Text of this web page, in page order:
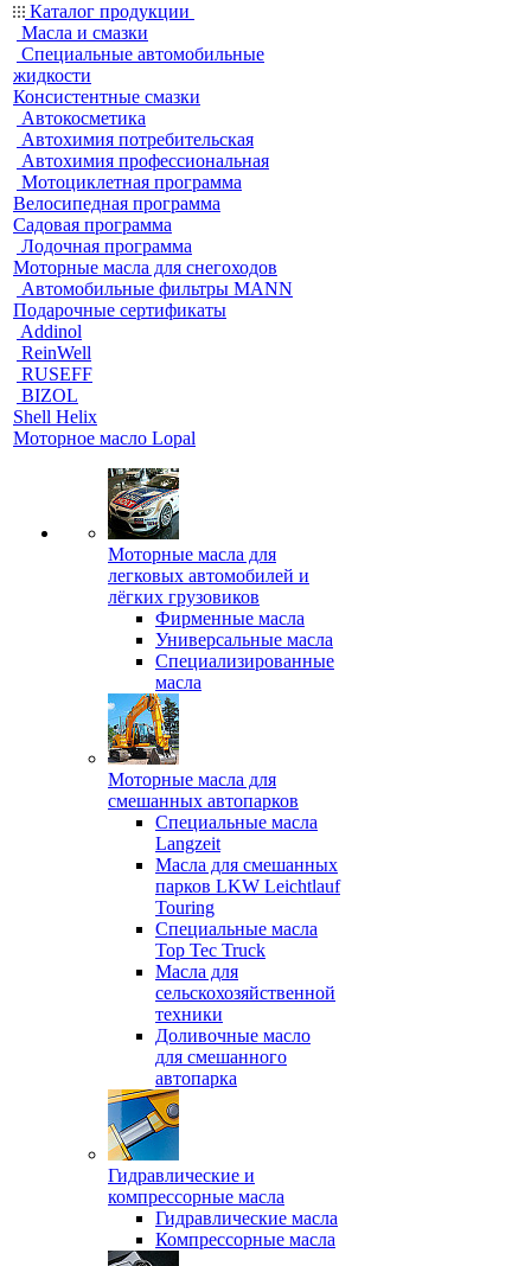
Каталог продукции
Масла и смазки
Специальные автомобильные
жидкости
Консистентные смазки
Автокосметика
Автохимия потребительская
Автохимия профессиональная
Мотоциклетная программа
Велосипедная программа
Садовая программа
Лодочная программа
Моторные масла для снегоходов
Автомобильные фильтры MANN
Подарочные сертификаты
Addinol
ReinWell
RUSEFF
BIZOL
Shell Helix
Моторное масло Lopal
Моторные масла для
легковых автомобилей и
лёгких грузовиков
Фирменные масла
Универсальные масла
Специализированные
масла
Моторные масла для
смешанных автопарков
Специальные масла
Langzeit
Масла для смешанных
парков LKW Leichtlauf
Touring
Специальные масла
Top Tec Truck
Масла для
сельскохозяйственной
техники
Доливочные масло
для смешанного
автопарка
Гидравлические и
компрессорные масла
Гидравлические масла
Компрессорные масла